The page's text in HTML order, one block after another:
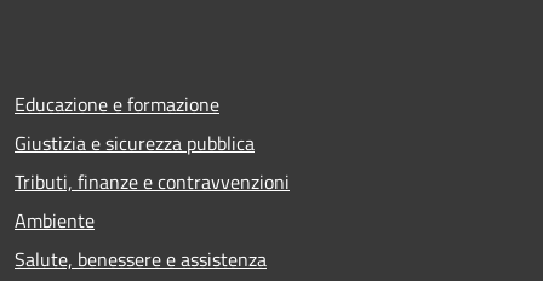
Educazione e formazione
Giustizia e sicurezza pubblica
Tributi, finanze e contravvenzioni
Ambiente
Salute, benessere e assistenza